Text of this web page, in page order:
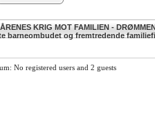
KRIG MOT FAMILIEN -
barneombudet og fremtredende
No registered users and 2 guests